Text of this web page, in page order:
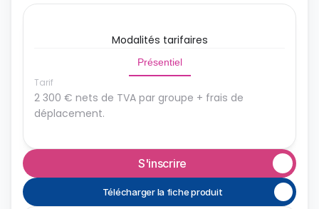
Modalités tarifaires
Présentiel
Tarif
2 300 € nets de TVA par groupe + frais de
déplacement.
S'inscrire
Télécharger la fiche produit